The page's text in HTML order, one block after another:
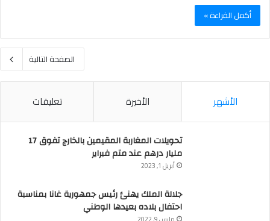
أكمل القراءة »
الصفحة التالية
الأشهر الأخيرة تعليقات
تحويلات المغاربة المقيمين بالخارج تفوق 17
مليار درهم عند متم فبراير
أبريل 1, 2023
جلالة الملك يهنئ رئيس جمهورية غانا بمناسبة
احتفال بلاده بعيدها الوطني
مارس 9, 2022